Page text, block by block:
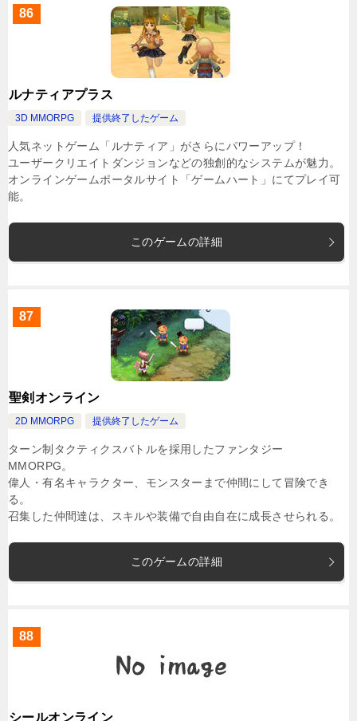
86
ルナティアプラス
3D MMORPG 提供終了したゲーム
人気ネットゲーム「ルナティア」がさらにパワーアップ！
ユーザークリエイトダンジョンなどの独創的なシステムが魅力。
オンラインゲームポータルサイト「ゲームハート」にてプレイ可
能。
このゲームの詳細
87
聖剣オンライン
2D MMORPG 提供終了したゲーム
ターン制タクティクスバトルを採用したファンタジー
MMORPG。
偉人・有名キャラクター、モンスターまで仲間にして冒険でき
る。
召集した仲間達は、スキルや装備で自由自在に成長させられる。
このゲームの詳細
88
シールオンライン